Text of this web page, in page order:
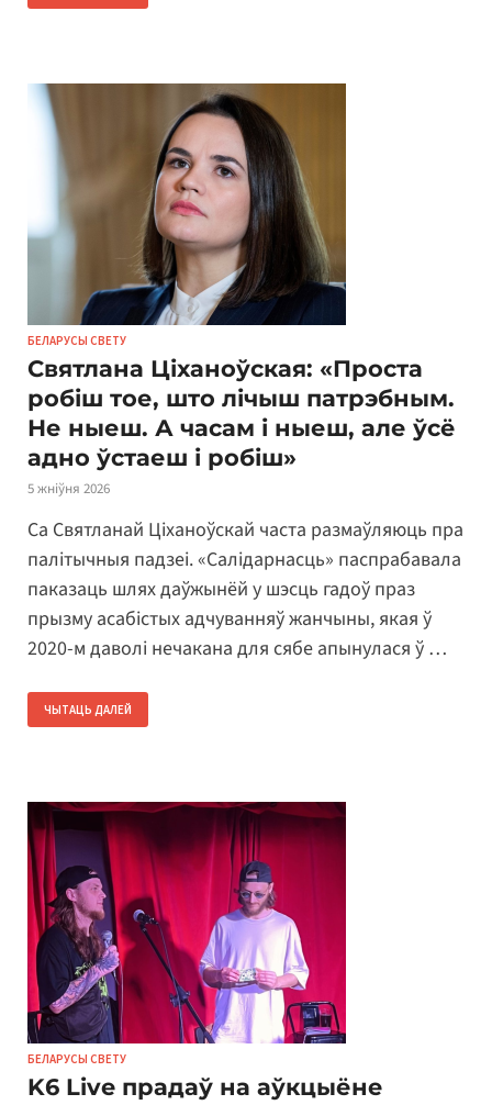
БЕЛАРУСЫ СВЕТУ
Святлана Ціханоўская: «Проста
робіш тое, што лічыш патрэбным.
Не ныеш. А часам і ныеш, але ўсё
адно ўстаеш і робіш»
5 жніўня 2026
Са Святланай Ціханоўскай часта размаўляюць пра
палітычныя падзеі. «Салідарнасць» паспрабавала
паказаць шлях даўжынёй у шэсць гадоў праз
прызму асабістых адчуванняў жанчыны, якая ў
2020-м даволі нечакана для сябе апынулася ў …
ЧЫТАЦЬ ДАЛЕЙ
БЕЛАРУСЫ СВЕТУ
K6 Live прадаў на аўкцыёне